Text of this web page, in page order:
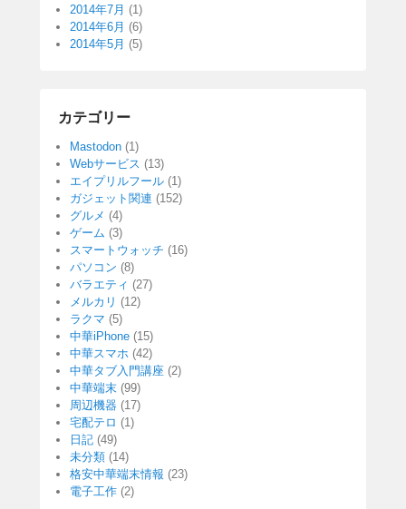
2014年7月 (1)
2014年6月 (6)
2014年5月 (5)
カテゴリー
Mastodon (1)
Webサービス (13)
エイプリルフール (1)
ガジェット関連 (152)
グルメ (4)
ゲーム (3)
スマートウォッチ (16)
パソコン (8)
バラエティ (27)
メルカリ (12)
ラクマ (5)
中華iPhone (15)
中華スマホ (42)
中華タブ入門講座 (2)
中華端末 (99)
周辺機器 (17)
宅配テロ (1)
日記 (49)
未分類 (14)
格安中華端末情報 (23)
電子工作 (2)